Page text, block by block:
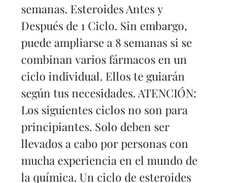
semanas. Esteroides Antes y
Después de 1 Ciclo. Sin embargo,
puede ampliarse a 8 semanas si se
combinan varios fármacos en un
ciclo individual. Ellos te guiarán
según tus necesidades. ATENCIÓN:
Los siguientes ciclos no son para
principiantes. Solo deben ser
llevados a cabo por personas con
mucha experiencia en el mundo de
la química. Un ciclo de esteroides